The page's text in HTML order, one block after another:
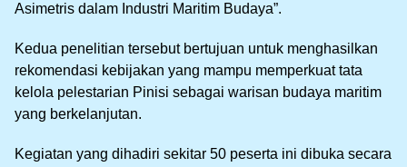
Asimetris dalam Industri Maritim Budaya”.
Kedua penelitian tersebut bertujuan untuk menghasilkan
rekomendasi kebijakan yang mampu memperkuat tata
kelola pelestarian Pinisi sebagai warisan budaya maritim
yang berkelanjutan.
Kegiatan yang dihadiri sekitar 50 peserta ini dibuka secara